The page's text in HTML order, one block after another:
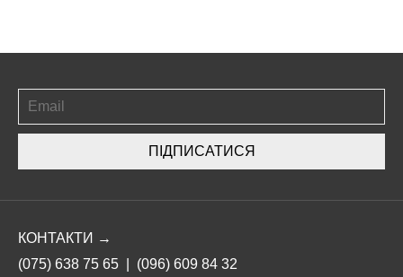
ПІДПИСАТИСЯ
КОНТАКТИ →
(075) 638 75 65
(096) 609 84 32